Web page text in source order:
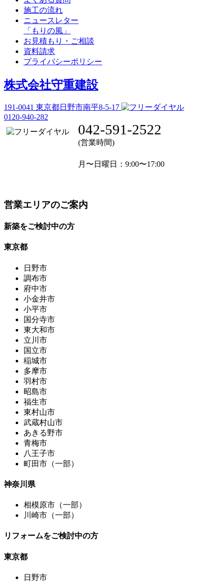
施工の流れ
ニュースレター
「もりの風」
お見積もり・ご相談
資料請求
プライバシーポリシー
株式会社守重建設
191-0041 東京都日野市南平8-5-17
0120-940-282
042-591-2522
(営業時間)
月〜日曜日 ：9:00〜17:00
営業エリアのご案内
新築をご検討中の方
東京都
日野市
調布市
府中市
小金井市
小平市
国分寺市
東大和市
立川市
国立市
稲城市
多摩市
羽村市
昭島市
福生市
東村山市
武蔵村山市
あきる野市
青梅市
八王子市
町田市（一部）
神奈川県
相模原市（一部）
川崎市（一部）
リフォームをご検討中の方
東京都
日野市